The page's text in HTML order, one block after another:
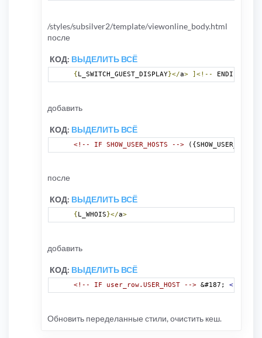
/styles/subsilver2/template/viewonline_body.html
после
КОД: ВЫДЕЛИТЬ ВСЁ
{L_SWITCH_GUEST_DISPLAY}</a> ]<!-- ENDIF
добавить
КОД: ВЫДЕЛИТЬ ВСЁ
<!-- IF SHOW_USER_HOSTS -->
после
КОД: ВЫДЕЛИТЬ ВСЁ
{ L_WHOIS }</a>
добавить
КОД: ВЫДЕЛИТЬ ВСЁ
<!-- IF user_row.USER_HOST --> &#187; <b>
Обновить переделанные стили, очистить кеш.